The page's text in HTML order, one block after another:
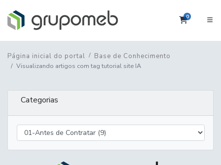
0Carrinho
Página inicial do portal Base de Conhecimento
Visualizando artigos com tag tutorial site IA
Categorias